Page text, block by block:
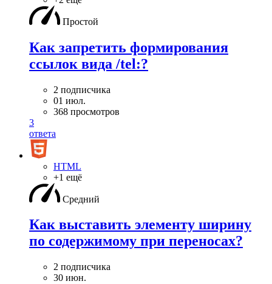
Простой
Как запретить формирования
ссылок вида /tel:?
2 подписчика
01 июл.
368 просмотров
3
ответа
HTML
+1 ещё
Средний
Как выставить элементу ширину
по содержимому при переносах?
2 подписчика
30 июн.